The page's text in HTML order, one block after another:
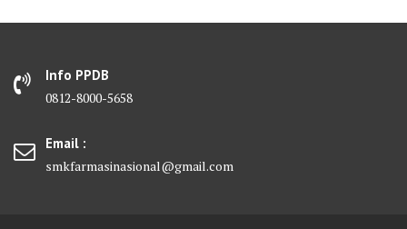
Info PPDB
0812-8000-5658
Email :
smkfarmasinasional@gmail.com